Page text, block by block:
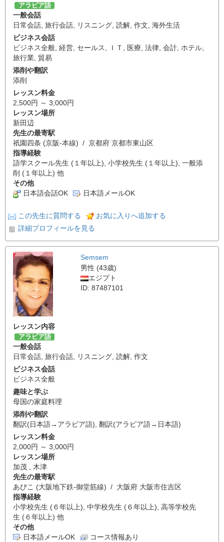
アラビア語
一般会話
日常会話, 旅行会話, リスニング, 読解, 作文, 海外生活
ビジネス会話
ビジネス全般, 経営, セールス, ＩＴ , 医療, 法律, 会計, ホテル,
旅行業, 貿易
添削や翻訳
添削
レッスン料金
2,500円 ～ 3,000円
レッスン場所
新田辺
先生の最寄駅
祇園四条 (京阪-本線) / 京都府 京都市東山区
指導経験
語学スクール先生 (１年以上), 小学校先生 (１年以上), 一般添
削 (１年以上) 他
その他
日本語会話OK
日本語メールOK
この先生に質問する
お気に入りへ追加する
詳細プロフィールを見る
Semsem
男性 (43歳)
エジプト
ID: 87487101
レッスン内容
アラビア語
一般会話
日常会話 旅行会話 リスニング 読解 作文
ビジネス会話
ビジネス全般
趣味と学ぶ
母国の家庭料理
添削や翻訳
翻訳(日本語→アラビア語) 翻訳(アラビア語→日本語)
レッスン料金
2,000円 ～ 3,000円
レッスン場所
加茂 , 木津
先生の最寄駅
あびこ (大阪地下鉄-御堂筋線) / 大阪府 大阪市住吉区
指導経験
小学校先生 (６年以上), 中学校先生 (６年以上), 高等学校先
生 (６年以上) 他
その他
日本語メールOK
コース情報あり